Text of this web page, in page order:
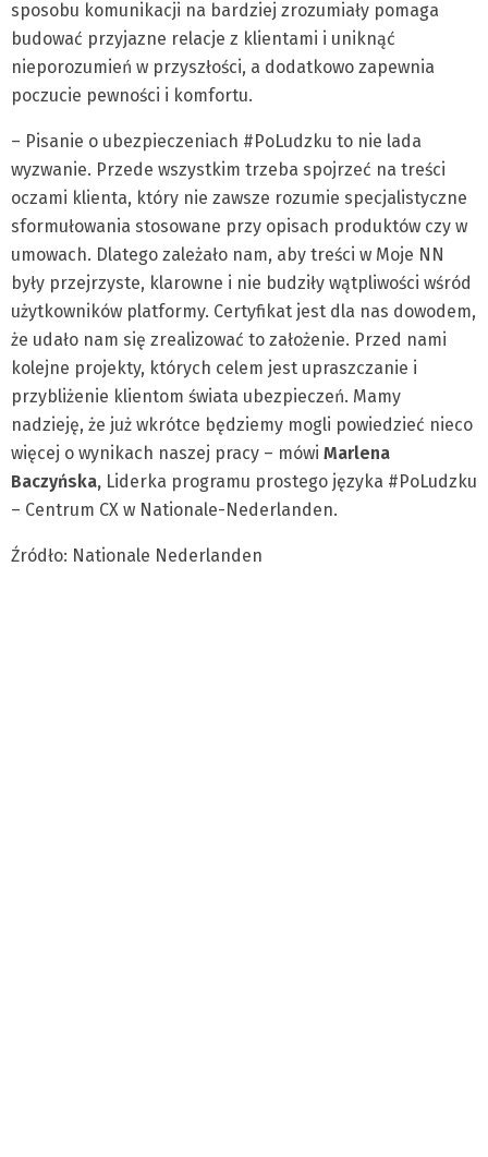
sposobu komunikacji na bardziej zrozumiały pomaga
budować przyjazne relacje z klientami i uniknąć
nieporozumień w przyszłości, a dodatkowo zapewnia
poczucie pewności i komfortu.
– Pisanie o ubezpieczeniach #PoLudzku to nie lada
wyzwanie. Przede wszystkim trzeba spojrzeć na treści
oczami klienta, który nie zawsze rozumie specjalistyczne
sformułowania stosowane przy opisach produktów czy w
umowach. Dlatego zależało nam, aby treści w Moje NN
były przejrzyste, klarowne i nie budziły wątpliwości wśród
użytkowników platformy. Certyfikat jest dla nas dowodem,
że udało nam się zrealizować to założenie. Przed nami
kolejne projekty, których celem jest upraszczanie i
przybliżenie klientom świata ubezpieczeń. Mamy
nadzieję, że już wkrótce będziemy mogli powiedzieć nieco
więcej o wynikach naszej pracy – mówi Marlena
Baczyńska, Liderka programu prostego języka #PoLudzku
– Centrum CX w Nationale-Nederlanden.
Źródło: Nationale Nederlanden